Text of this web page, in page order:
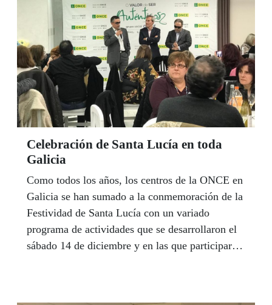
seis finalistas y dos proyectos ganadores, con el
compromiso de implementarlos y ayudar a la
inclusión real de más de 73.000 personas ciegas
o con discapacidad visual grave afiliadas a la
Organización.
Celebración de Santa Lucía en toda
Galicia
Como todos los años, los centros de la ONCE en
Galicia se han sumado a la conmemoración de la
Festividad de Santa Lucía con un variado
programa de actividades que se desarrollaron el
sábado 14 de diciembre y en las que participaron